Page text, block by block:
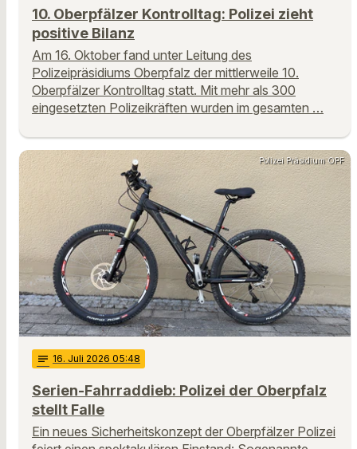
10. Oberpfälzer Kontrolltag: Polizei zieht
positive Bilanz
Am 16. Oktober fand unter Leitung des
Polizeipräsidiums Oberpfalz der mittlerweile 10.
Oberpfälzer Kontrolltag statt. Mit mehr als 300
eingesetzten Polizeikräften wurden im gesamten …
Polizei Präsidium OPF
notes 16. Juli 2026 05:48
Serien-Fahrraddieb: Polizei der Oberpfalz
stellt Falle
Ein neues Sicherheitskonzept der Oberpfälzer Polizei